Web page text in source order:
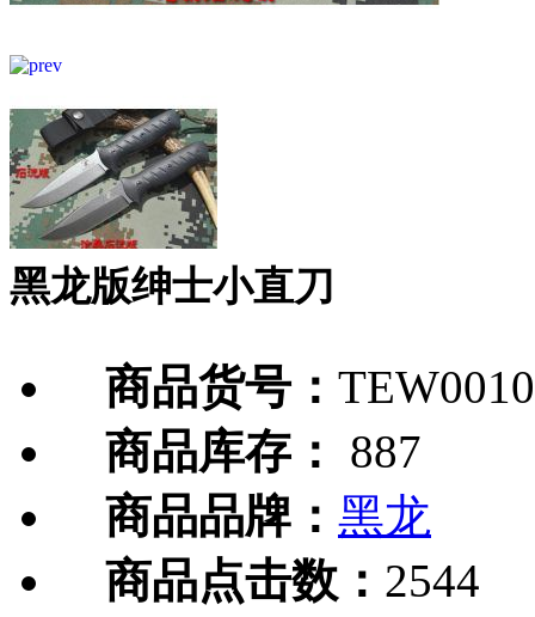
黑龙版绅士小直刀
商品货号：
商品库存：
887
商品品牌： 黑龙
商品点击数： 2544